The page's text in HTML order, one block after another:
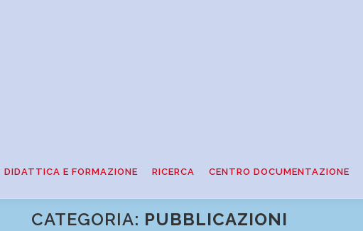
DIDATTICA E FORMAZIONE RICERCA CENTRO DOCUMENTAZIONE
CATEGORIA: PUBBLICAZIONI